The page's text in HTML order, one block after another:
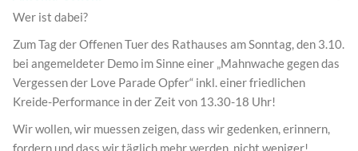
Wer ist dabei?
Zum Tag der Offenen Tuer des Rathauses am Sonntag, den 3.10.
bei angemeldeter Demo im Sinne einer „Mahnwache gegen das
Vergessen der Love Parade Opfer“ inkl. einer friedlichen
Kreide-Performance in der Zeit von 13.30-18 Uhr!
Wir wollen, wir muessen zeigen, dass wir gedenken, erinnern,
fordern und dass wir täglich mehr werden, nicht weniger!